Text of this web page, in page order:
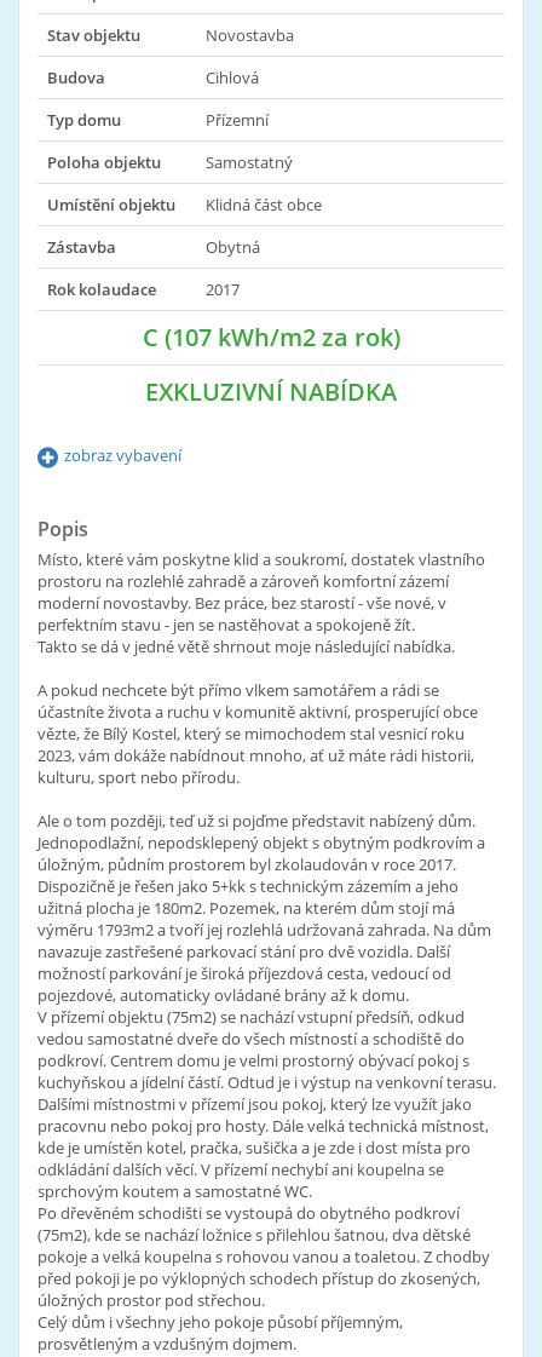
Stav objektu
Novostavba
Budova
Cihlová
Typ domu
Přízemní
Poloha objektu
Samostatný
Umístění objektu
Klidná část obce
Zástavba
Obytná
Rok kolaudace
2017
C (107 kWh/m2 za rok)
EXKLUZIVNÍ NABÍDKA
zobraz vybavení
Popis
Místo, které vám poskytne klid a soukromí, dostatek vlastního
prostoru na rozlehlé zahradě a zároveň komfortní zázemí
moderní novostavby. Bez práce, bez starostí - vše nové, v
perfektním stavu - jen se nastěhovat a spokojeně žít.
Takto se dá v jedné větě shrnout moje následující nabídka.
A pokud nechcete být přímo vlkem samotářem a rádi se
účastníte života a ruchu v komunitě aktivní, prosperující obce
vězte, že Bílý Kostel, který se mimochodem stal vesnicí roku
2023, vám dokáže nabídnout mnoho, ať už máte rádi historii,
kulturu, sport nebo přírodu.
Ale o tom později, teď už si pojďme představit nabízený dům.
Jednopodlažní, nepodsklepený objekt s obytným podkrovím a
úložným, půdním prostorem byl zkolaudován v roce 2017.
Dispozičně je řešen jako 5+kk s technickým zázemím a jeho
užitná plocha je 180m2. Pozemek, na kterém dům stojí má
výměru 1793m2 a tvoří jej rozlehlá udržovaná zahrada. Na dům
navazuje zastřešené parkovací stání pro dvě vozidla. Další
možností parkování je široká příjezdová cesta, vedoucí od
pojezdové, automaticky ovládané brány až k domu.
V přízemí objektu (75m2) se nachází vstupní předsíň, odkud
vedou samostatné dveře do všech místností a schodiště do
podkroví. Centrem domu je velmi prostorný obývací pokoj s
kuchyňskou a jídelní částí. Odtud je i výstup na venkovní terasu.
Dalšími místnostmi v přízemí jsou pokoj, který lze využít jako
pracovnu nebo pokoj pro hosty. Dále velká technická místnost,
kde je umístěn kotel, pračka, sušička a je zde i dost místa pro
odkládání dalších věcí. V přízemí nechybí ani koupelna se
sprchovým koutem a samostatné WC.
Po dřevěném schodišti se vystoupá do obytného podkroví
(75m2), kde se nachází ložnice s přilehlou šatnou, dva dětské
pokoje a velká koupelna s rohovou vanou a toaletou. Z chodby
před pokoji je po výklopných schodech přístup do zkosených,
úložných prostor pod střechou.
Celý dům i všechny jeho pokoje působí příjemným,
prosvětleným a vzdušným dojmem.